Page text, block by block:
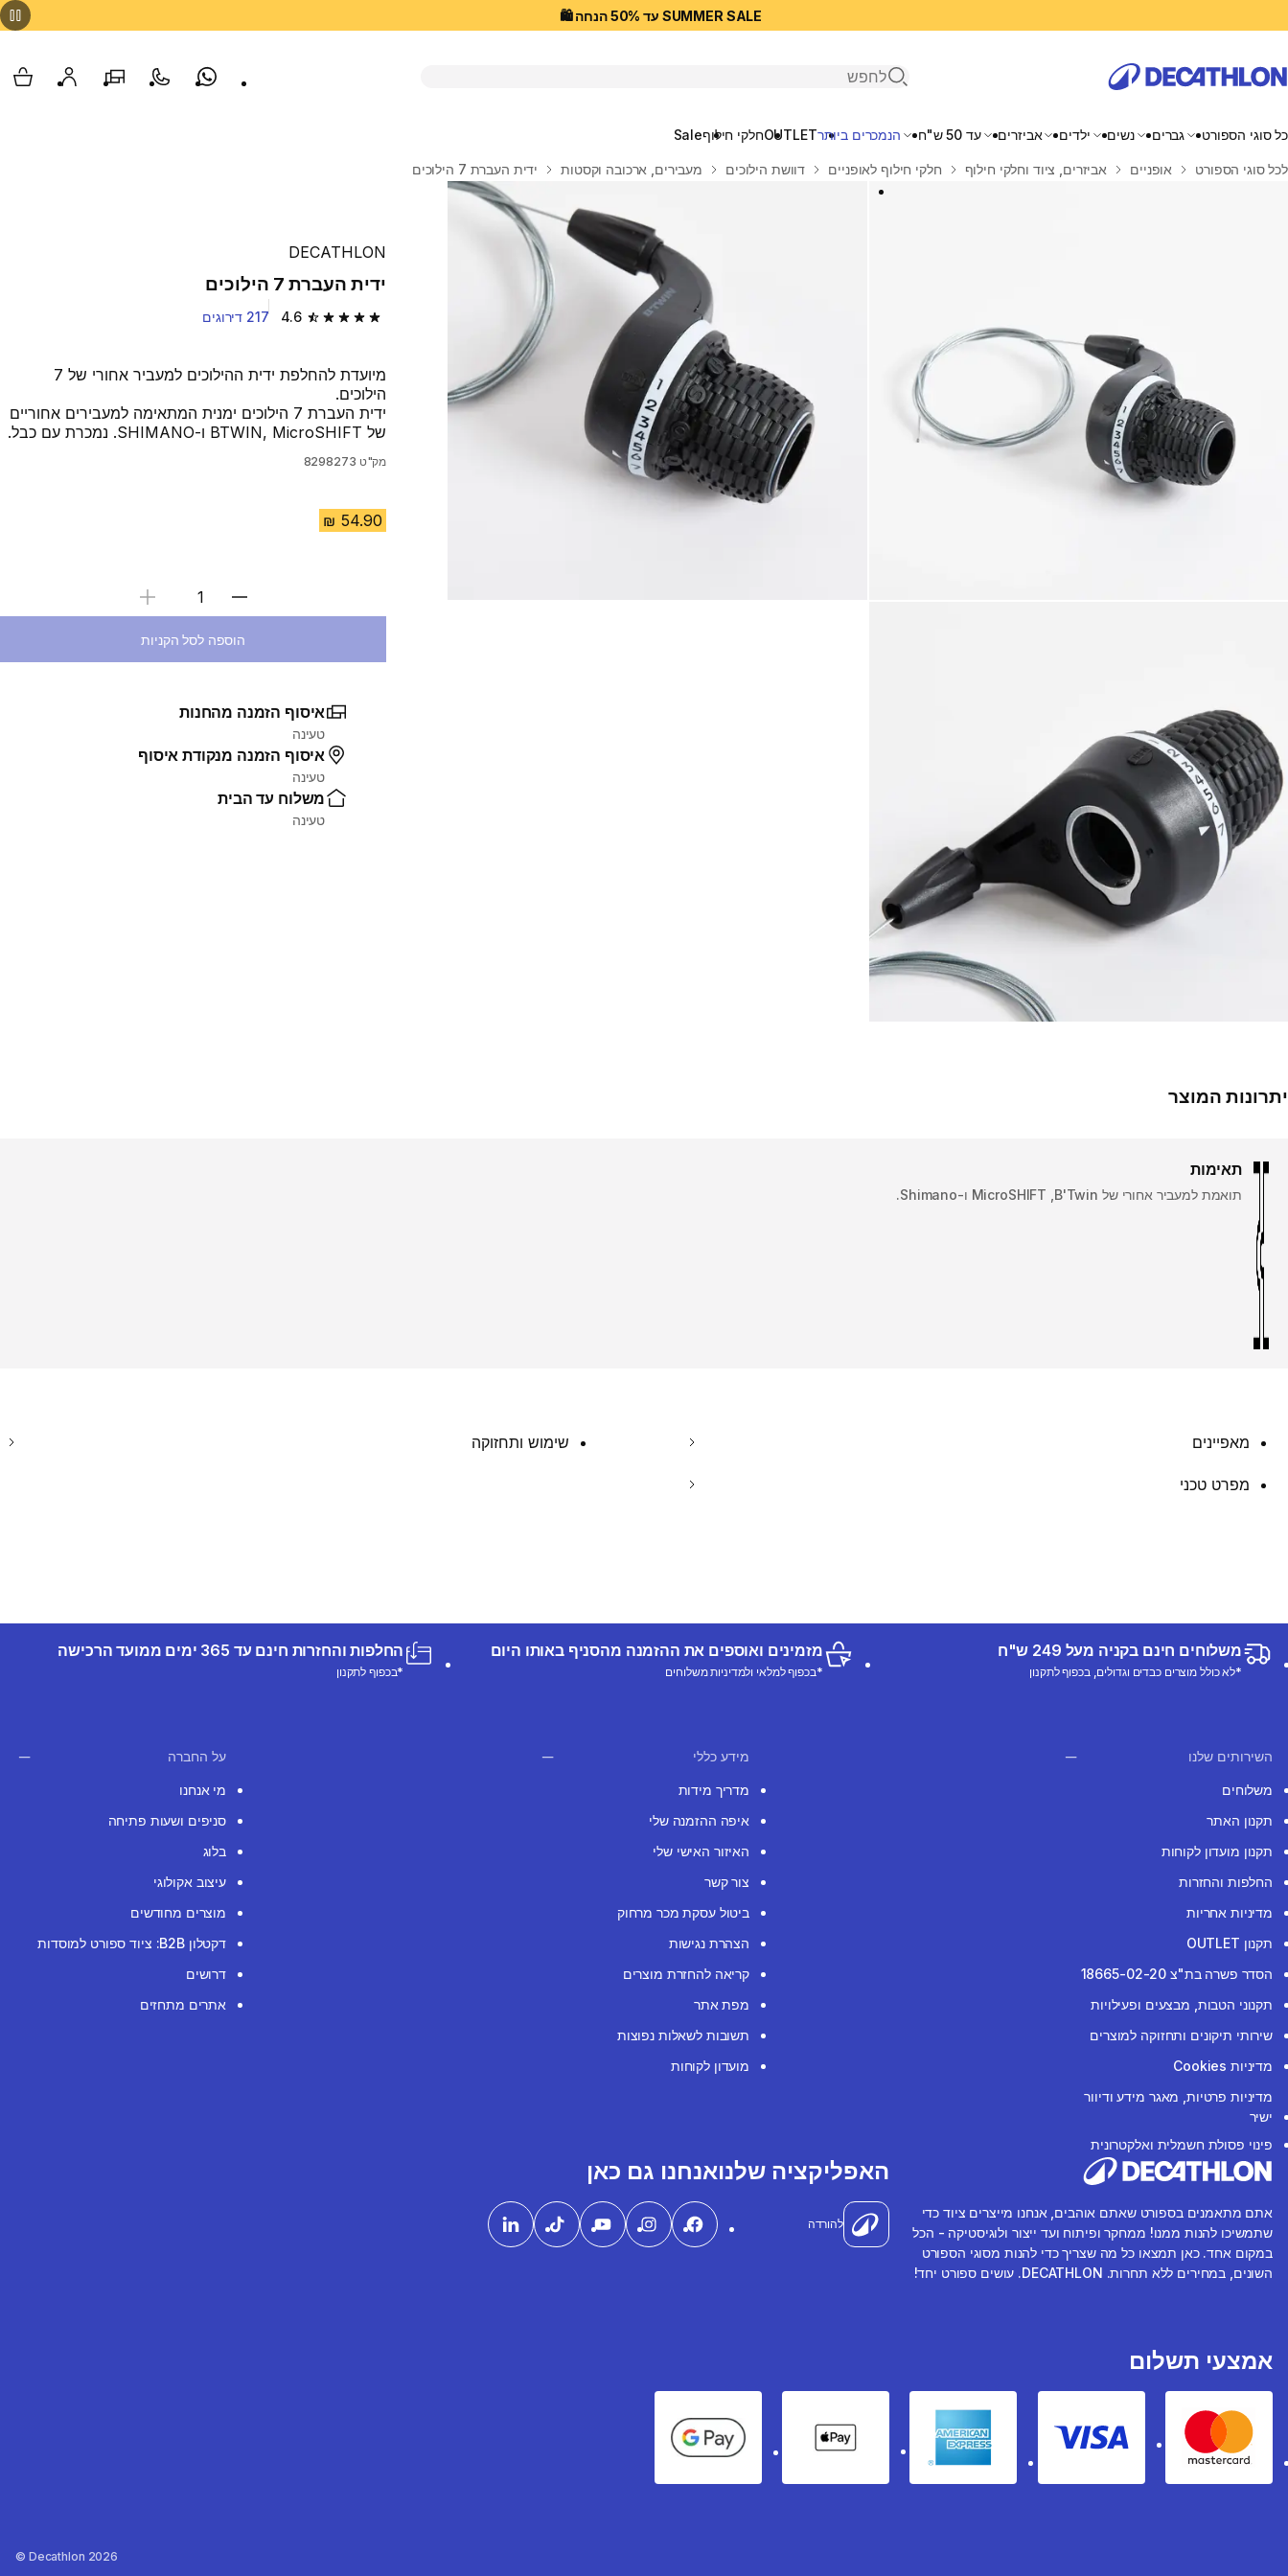
SUMMER SALE עד 50% הנחה 🛍️
פתיחת חיפוש
Whatsappצור קשרהסניפים שלנוהחשבון שלי
כל סוגי הספורט גברים נשים ילדים אביזרים עד 50 ש"ח הנמכרים ביותרOUTLETחלקי חילוףSale
בית
לכל סוגי הספורט אופניים אביזרים, ציוד וחלקי חילוף חלקי חילוף לאופניים דוושת הילוכים מעבירים, ארכובה וקסטות ידית העברת 7 הילוכים
DECATHLON
ידית העברת 7 הילוכים
4.6 4.6 out of 5 stars from 217 reviews 217 דירוגים
מיועדת להחלפת ידית ההילוכים למעביר אחורי של 7
הילוכים.
ידית העברת 7 הילוכים ימנית המתאימה למעבירים אחוריים
של BTWIN, MicroSHIFT ו-SHIMANO. נמכרת עם כבל.
מק"ט 8298273
בחירת כמות
הוספה לסל הקניות
איסוף הזמנה מהחנות
טעינה
איסוף הזמנה מנקודת איסוף
טעינה
משלוח עד הבית
טעינה
יתרונות המוצר
תאימות
תואמת למעביר אחורי של B'Twin, ‏MicroSHIFT ו-Shimano.
מאפיינים שימוש ותחזוקה
מפרט טכני
משלוחים חינם בקניה מעל 249 ש"ח
*לא כולל מוצרים כבדים וגדולים, בכפוף לתקנון
מזמינים ואוספים את ההזמנה מהסניף באותו היום
*בכפוף למלאי ולמדיניות משלוחים
החלפות והחזרות חינם עד 365 ימים ממועד הרכישה
*בכפוף לתקנון
השירותים שלנו
משלוחים
תקנון האתר
תקנון מועדון לקוחות
החלפות והחזרות
מדיניות אחריות
תקנון OUTLET
הסדר פשרה בת"צ 18665-02-20
תקנוני הטבות, מבצעים ופעילויות
שירותי תיקונים ותחזוקה למוצרים
מדיניות Cookies
מדיניות פרטיות, מאגר מידע ודיוור
ישיר
פינוי פסולת חשמלית ואלקטרונית
מידע כללי
מדריך מידות
איפה ההזמנה שלי
האיזור האישי שלי
צור קשר
ביטול עסקת מכר מרחוק
הצהרת נגישות
קריאה להחזרת מוצרים
מפת אתר
תשובות לשאלות נפוצות
מועדון לקוחות
על החברה
מי אנחנו
סניפים ושעות פתיחה
בלוג
עיצוב אקולוגי
מוצרים מחודשים
דקטלון B2B: ציוד ספורט למוסדות
דרושים
אתרים מתחזים
אתם מתאמנים בספורט שאתם אוהבים, אנחנו מייצרים ציוד כדי
שתמשיכו להנות ממנו! ממחקר ופיתוח ועד ייצור ולוגיסטיקה - הכל
במקום אחד. כאן תמצאו כל מה שצריך כדי להנות מסוגי הספורט
השונים, במחירים ללא תחרות. DECATHLON. עושים ספורט יחד!
האפליקציה שלנו
להורדה
אנחנו גם כאן
אמצעי תשלום
Mastercard
Visa
American express
Apple Pay
Google Pay
Decathlon 2026 ©